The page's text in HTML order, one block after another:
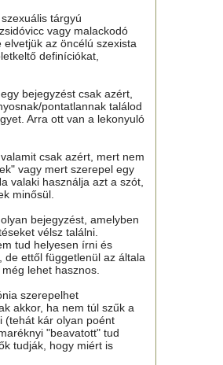
tárgyú
vagy malackodó
az öncélú szexista
definíciókat,
bejegyzést csak azért,
pontatlannak találod
Arra ott van a lekonyuló
csak azért, mert nem
vagy mert szerepel egy
valaki használja azt a szót,
minősül.
bejegyzést, amelyben
vélsz találni.
tud helyesen írni és
de ettől függetlenül az általa
lehet hasznos.
szerepelhet
akkor, ha nem túl szűk a
(tehát kár olyan poént
"beavatott" tud
tudják, hogy miért is